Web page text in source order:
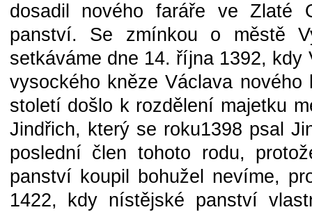
dosadil nového faráře ve Zlaté
panství. Se zmínkou o městě
setkáváme dne 14. října 1392,
vysockého kněze Václava
století došlo k rozdělení majetku
Jindřich, který se roku1398 psal
poslední člen tohoto rodu,
panství koupil bohužel nevíme,
1422, kdy nístějské panství